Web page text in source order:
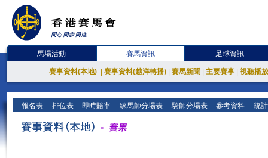
馬場活動 賽馬資訊 足球資訊
賽事資料(本地) 賽事資料(越洋轉播) 賽馬新聞 主要賽事 視聽播
報名表 排位表 即時賠率 練馬師分場表 騎師分場表 參考資料 統